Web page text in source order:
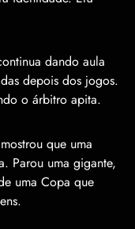
dando aula
depois dos jogos.
o árbitro apita.
que uma
Parou uma gigante,
uma Copa que